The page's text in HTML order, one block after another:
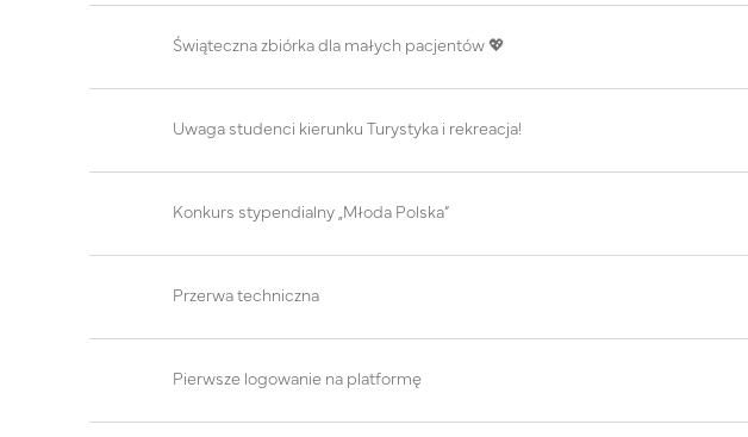
Świąteczna zbiórka dla małych pacjentów 💖
Uwaga studenci kierunku Turystyka i rekreacja!
Konkurs stypendialny „Młoda Polska”
Przerwa techniczna
Pierwsze logowanie na platformę